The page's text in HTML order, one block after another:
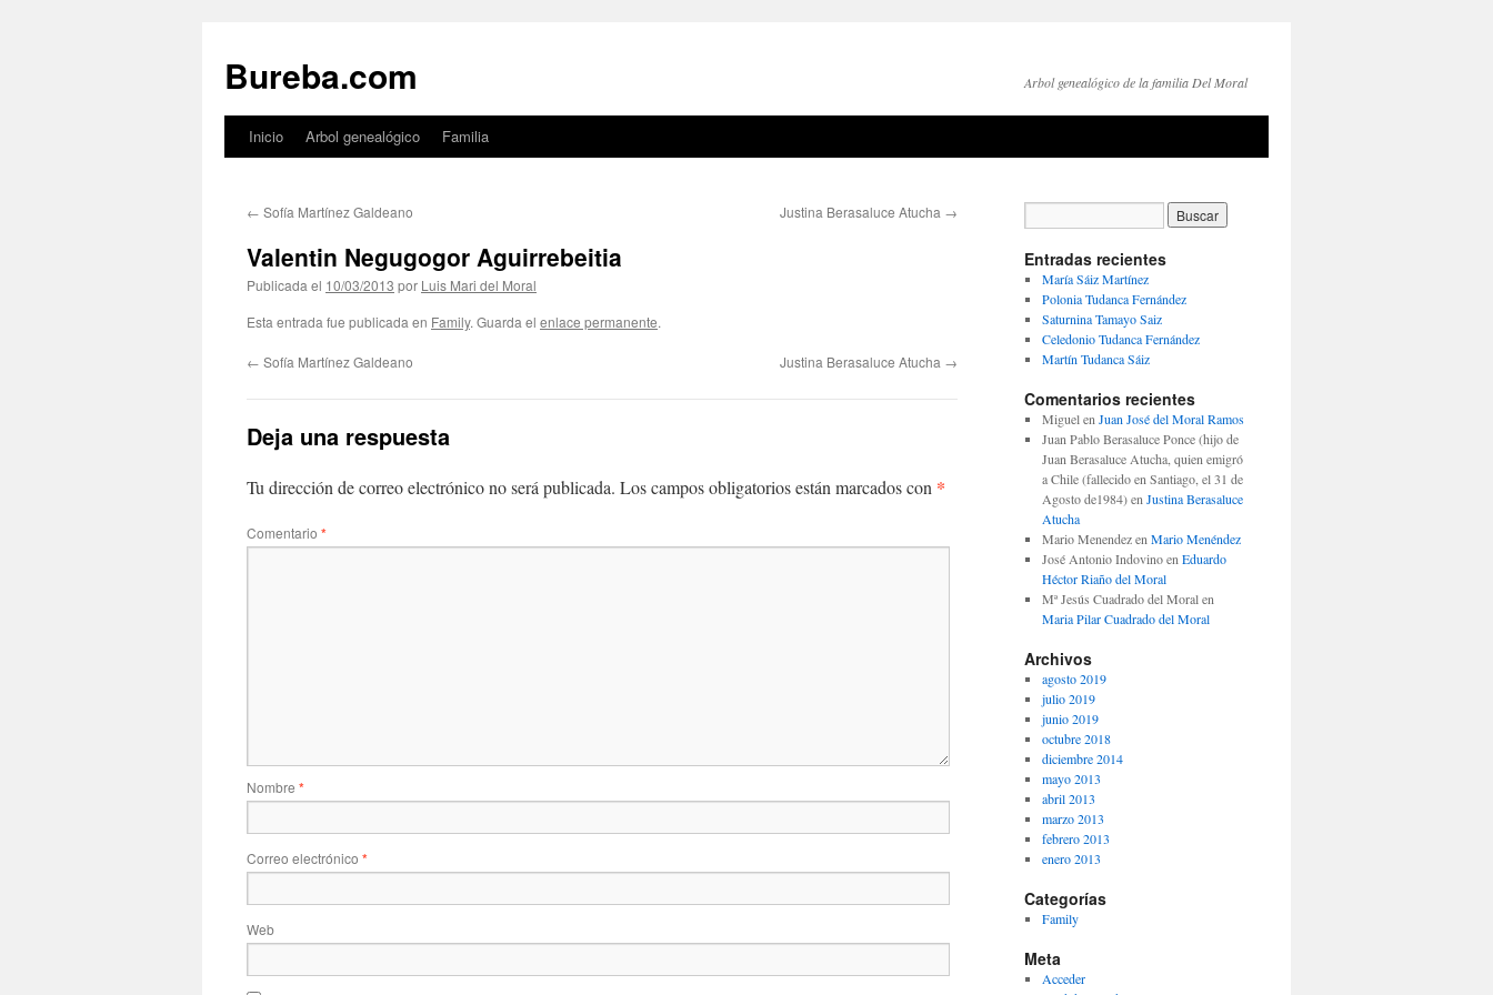
Bureba.com Arbol genealógico de la familia Del Moral
Saltar
contenido
Inicio Arbol genealógico Familia
← Sofía Martínez Galdeano Justina Berasaluce Atucha →
Valentin Negugogor Aguirrebeitia
Publicada el 10/03/2013 por Luis Mari del Moral
Esta entrada fue publicada en Family. Guarda el enlace permanente.
← Sofía Martínez Galdeano Justina Berasaluce Atucha →
Deja una respuesta
Tu dirección de correo electrónico no será publicada. Los campos obligatorios están marcados con *
Comentario *
Nombre *
Correo electrónico *
Web
Entradas recientes
María Sáiz Martínez
Polonia Tudanca Fernández
Saturnina Tamayo Saiz
Celedonio Tudanca Fernández
Martín Tudanca Sáiz
Comentarios recientes
Miguelen Juan José del Moral Ramos
Juan Pablo Berasaluce Ponce (hijo de
Juan Berasaluce Atucha, quien emigró
a Chile (fallecido en Santiago, el 31 de
Agosto de1984)en Justina Berasaluce
Atucha
Mario Menendezen Mario Menéndez
José Antonio Indovinoen Eduardo
Héctor Riaño del Moral
Mª Jesús Cuadrado del Moralen
Maria Pilar Cuadrado del Moral
Archivos
agosto 2019
julio 2019
junio 2019
octubre 2018
diciembre 2014
mayo 2013
abril 2013
marzo 2013
febrero 2013
enero 2013
Categorías
Family
Meta
Acceder